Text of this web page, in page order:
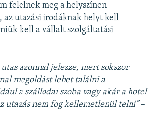
felelnek meg a helyszínen
az utazási irodáknak helyt kell
kell a vállalt szolgáltatási
utas azonnal jelezze, mert sokszor
megoldást lehet találni a
a szállodai szoba vagy akár a hotel
utazás nem fog kellemetlenül telni”–